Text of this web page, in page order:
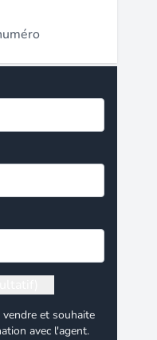
vendre et souhaite
avec l'agent.